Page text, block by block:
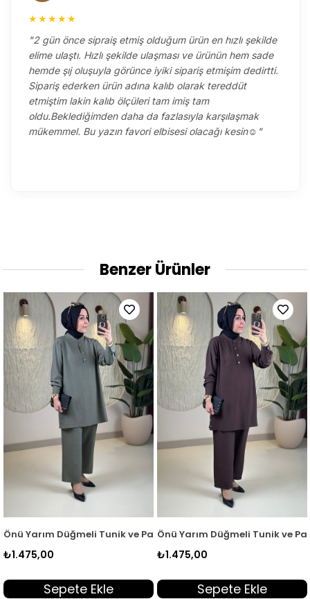
★★★★★
"2 gün önce sipraiş etmiş olduğum ürün en hızlı şekilde
elime ulaştı. Hızlı şekilde ulaşması ve ürünün hem sade
hemde şıj oluşuyla görünce iyiki sipariş etmişim dedirtti.
Sipariş ederken ürün adına kalıb olarak tereddüt
etmiştim lakin kalıb ölçüleri tam imiş tam
oldu.Beklediğimden daha da fazlasıyla karşılaşmak
mükemmel. Bu yazın favori elbisesi olacağı kesin☺️"
Benzer Ürünler
İkili Takım Gri KADO 262358
Düğmeli Tunik ve Pantolon Kadın İkili Takım Haki KADO
Sepete Ekle
Önü Yarım Düğmeli Tunik ve Pantolon
₺1.475,00
Sepete Ekle
Önü